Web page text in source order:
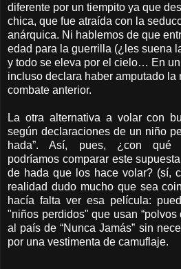
diferente por un tiempito ya que
chica, que fue atraída con la
anárquica. Ni hablemos de que
edad para la guerrilla (¿les suena
y todo se eleva por el cielo… En
incluso declara haber amputado la
combate anterior.
La otra alternativa a volar con
según declaraciones de un niño
hada”. Así, pues, ¿con qué
podríamos comparar este
de hada que los hace volar? (sí,
realidad dudo mucho que sea
hacía falta ver esa película:
"niños perdidos" que usan “polvos
al país de “Nunca Jamás” sin
por una vestimenta de camuflaje.